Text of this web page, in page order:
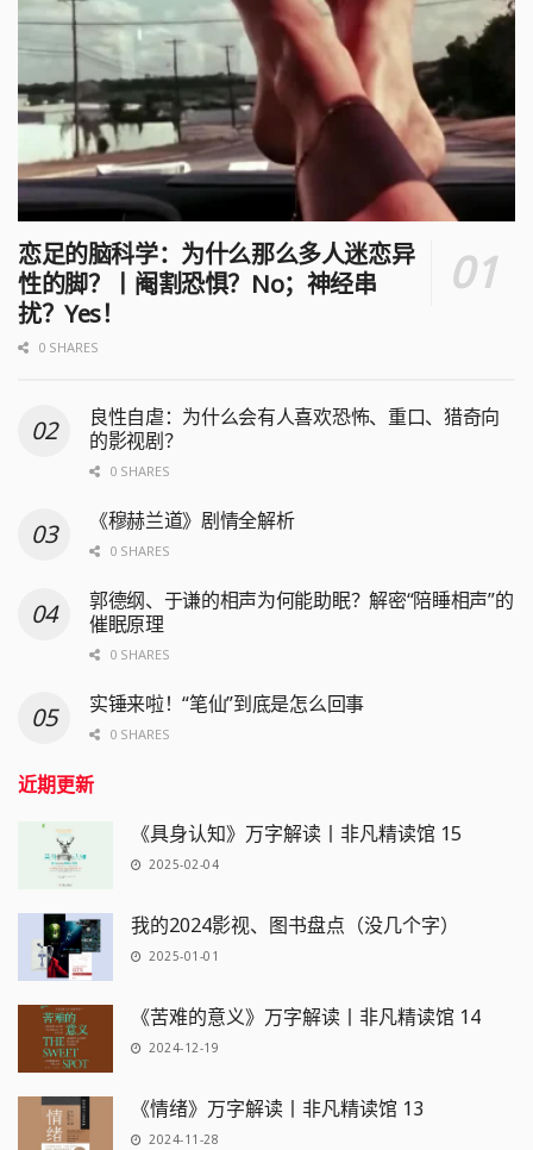
恋足的脑科学：为什么那么多人迷恋异
性的脚？丨阉割恐惧？No；神经串
扰？Yes！
0 SHARES
良性自虐：为什么会有人喜欢恐怖、重口、猎奇向
的影视剧？
0 SHARES
《穆赫兰道》剧情全解析
0 SHARES
郭德纲、于谦的相声为何能助眠？解密“陪睡相声”的
催眠原理
0 SHARES
实锤来啦！“笔仙”到底是怎么回事
0 SHARES
近期更新
《具身认知》万字解读丨非凡精读馆 15
2025-02-04
我的2024影视、图书盘点（没几个字）
2025-01-01
《苦难的意义》万字解读丨非凡精读馆 14
2024-12-19
《情绪》万字解读丨非凡精读馆 13
2024-11-28